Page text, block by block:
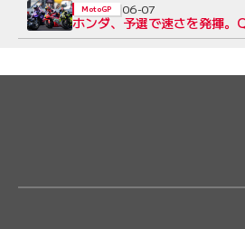
ホンダ、予選で速さを発揮。
MotoGP 06-07